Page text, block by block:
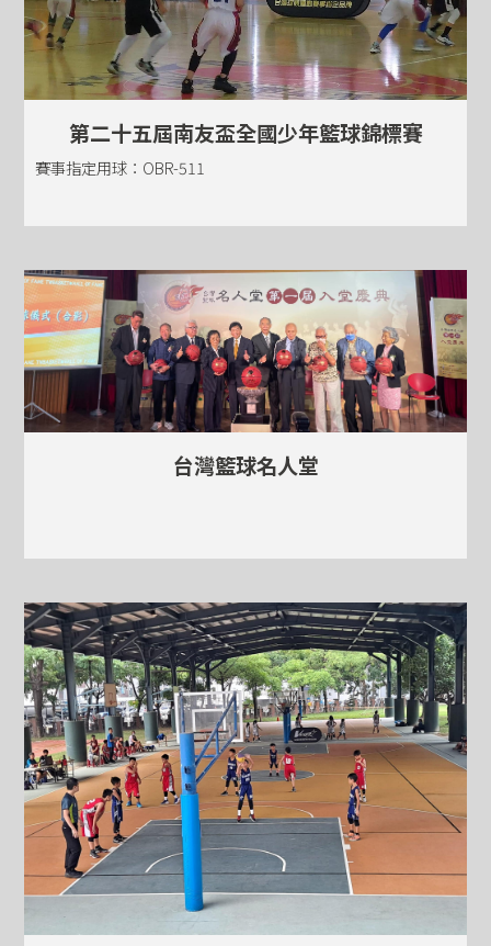
第二十五屆南友盃全國少年籃球錦標賽
賽事指定用球：OBR-511
台灣籃球名人堂